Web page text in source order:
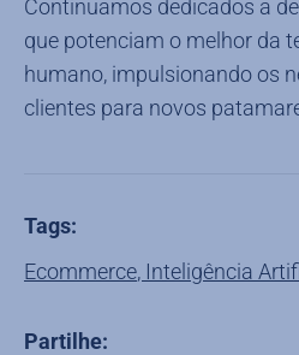
Continuamos dedicados a
que potenciam o melhor da
humano, impulsionando os
clientes para novos
Tags:
Ecommerce, Inteligência
Partilhe: